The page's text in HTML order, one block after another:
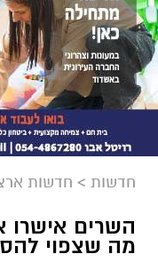
חדשות > חדשות
השרים אישרו
מה שצפוי